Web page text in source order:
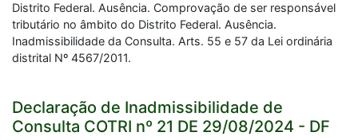
Distrito Federal. Ausência. Comprovação de ser responsável
tributário no âmbito do Distrito Federal. Ausência.
Inadmissibilidade da Consulta. Arts. 55 e 57 da Lei ordinária
distrital Nº 4567/2011.
Declaração de Inadmissibilidade de
Consulta COTRI nº 21 DE 29/08/2024 - DF